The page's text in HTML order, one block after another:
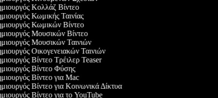
Κολλάζ Βίντεο
Κωμικής Ταινίας
Κωμικών Βίντεο
Μουσικών Βίντεο
Μουσικών Ταινιών
Οικογενειακών Ταινιών
Βίντεο Τρέιλερ Teaser
Βίντεο Φύσης
Βίντεο για Mac
Βίντεο για Κοινωνικά Δίκτυα
Βίντεο για το YouTube